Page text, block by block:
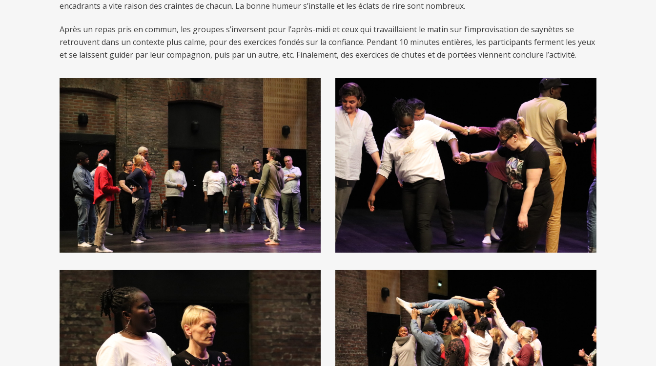
encadrants a vite raison des craintes de chacun. La bonne humeur s’installe et les éclats de rire sont nombreux.
Après un repas pris en commun, les groupes s’inversent pour l’après-midi et ceux qui travaillaient le matin sur l’improvisation de saynètes se
retrouvent dans un contexte plus calme, pour des exercices fondés sur la confiance. Pendant 10 minutes entières, les participants ferment les yeux
et se laissent guider par leur compagnon, puis par un autre, etc. Finalement, des exercices de chutes et de portées viennent conclure l’activité.